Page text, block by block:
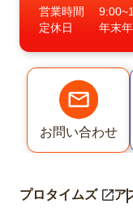
営業時間
定休日
年末
お問い合わせ
プロタイムズ
ア